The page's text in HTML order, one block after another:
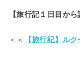
【旅行記１日目から
＜＜ 【旅行記】ル